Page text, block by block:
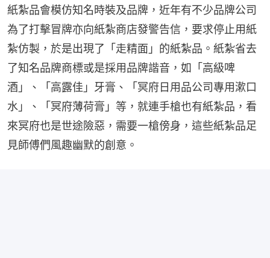
紙紮品會模仿知名時裝及品牌，近年有不少品牌公司
為了打擊冒牌亦向紙紮商店發警告信，要求停止用紙
紮仿製，於是出現了「走精面」的紙紮品。紙紮省去
了知名品牌商標或是採用品牌諧音，如「高級啤
酒」、「高露佳」牙膏、「冥府日用品公司專用漱口
水」、「冥府薄荷膏」等，就連手槍也有紙紮品，看
來冥府也是世途險惡，需要一槍傍身，這些紙紮品足
見師傅們風趣幽默的創意。